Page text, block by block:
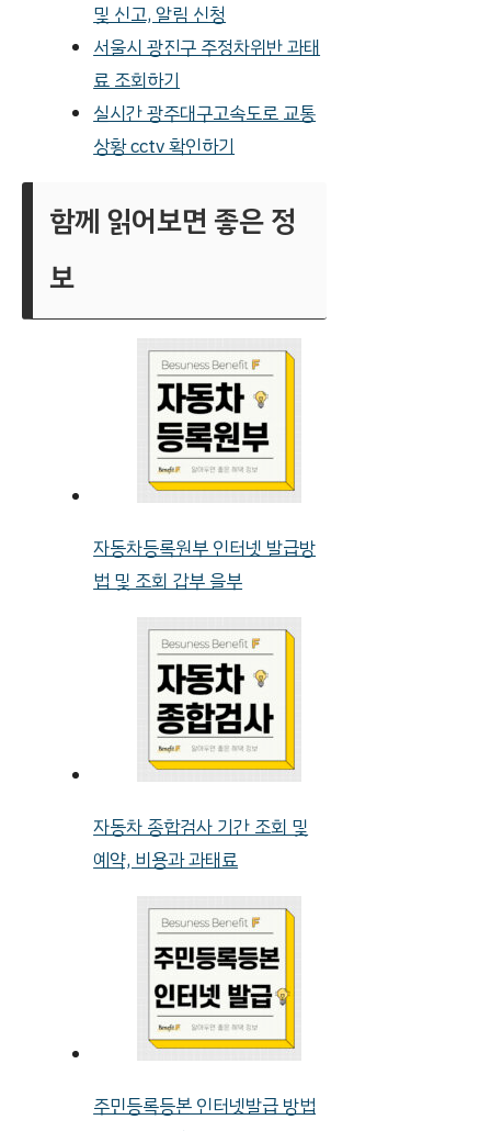
및 신고, 알림 신청
서울시 광진구 주정차위반 과태
료 조회하기
실시간 광주대구고속도로 교통
상황 cctv 확인하기
함께 읽어보면 좋은 정
보
자동차등록원부 인터넷 발급방
법 및 조회 갑부 을부
자동차 종합검사 기간 조회 및
예약, 비용과 과태료
주민등록등본 인터넷발급 방법